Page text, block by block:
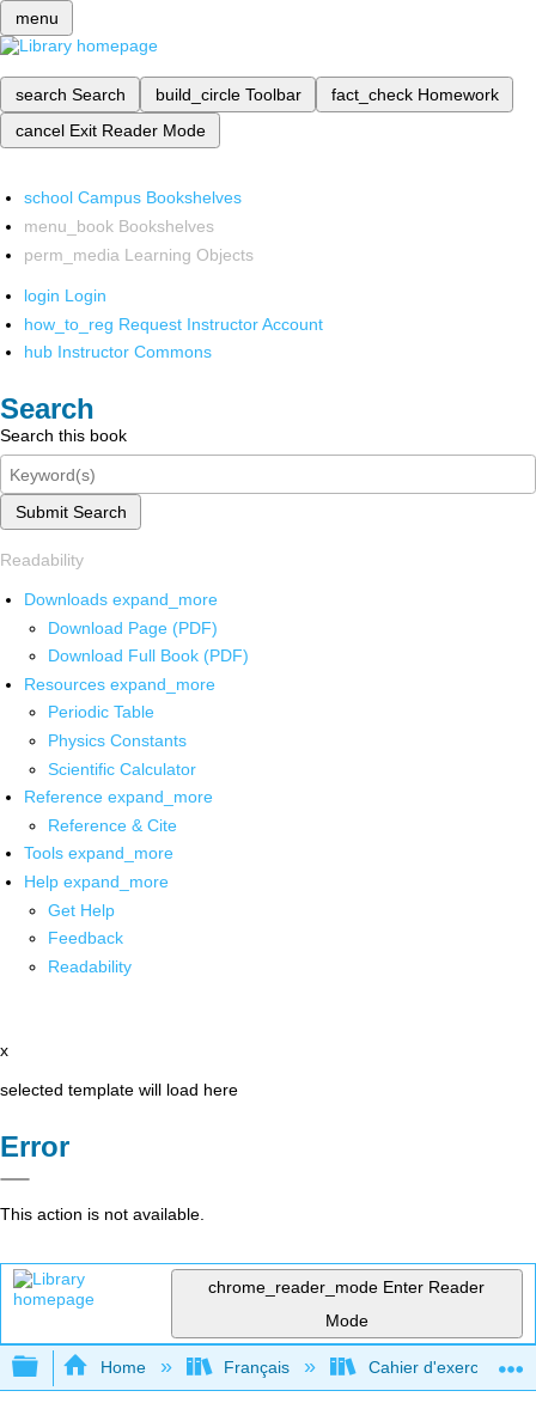
menu
search Search build_circle Toolbar fact_check Homework
cancel Exit Reader Mode
school Campus Bookshelves
menu_book Bookshelves
perm_media Learning Objects
login Login
how_to_reg Request Instructor Account
hub Instructor Commons
Search
Search this book
Submit Search
Readability
Downloads expand_more
Download Page (PDF)
Download Full Book (PDF)
Resources expand_more
Periodic Table
Physics Constants
Scientific Calculator
Reference expand_more
Reference & Cite
Tools expand_more
Help expand_more
Get Help
Feedback
Readability
x
selected template will load here
Error
This action is not available.
chrome_reader_mode Enter Reader
Mode
Expand/collapse global hierarchy
Home Français Cahier d'exercices